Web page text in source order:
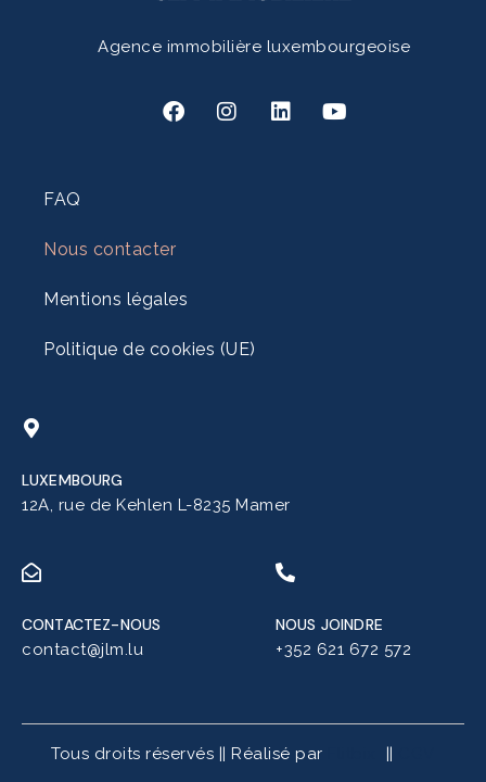
Agence immobilière luxembourgeoise
FAQ
Nous contacter
Mentions légales
Politique de cookies (UE)
LUXEMBOURG
12A, rue de Kehlen L-8235 Mamer
CONTACTEZ-NOUS
contact@jlm.lu
NOUS JOINDRE
+352 621 672 572
Tous droits réservés || Réalisé par ||